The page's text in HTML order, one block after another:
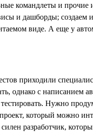
командлеты и
и дашборды; создаем
виде. А еще у
приходили
однако с написанием
Нужно
который можно
разработчик,